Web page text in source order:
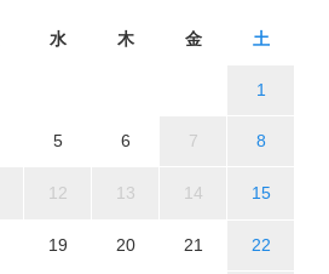
水 木 金 土
1
5 6 7 8
12 13 14 15
19 20 21 22